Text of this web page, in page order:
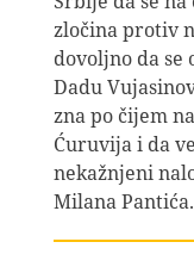
zločina protiv
dovoljno da
Dadu
zna po čijem
Ćuruvija i da
nekažnjeni
Milana Pantića.